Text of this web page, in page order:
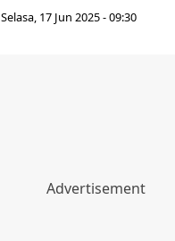
Selasa, 17 Jun 2025 - 09:30